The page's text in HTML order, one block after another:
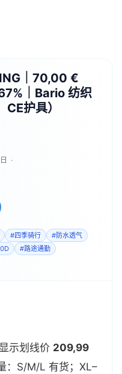
｜70,00 €
｜Bario 纺织
护具）
·
#四季骑行 #防水透气
#路途通勤
示划线价 209,99
：S/M/L 有货；XL–